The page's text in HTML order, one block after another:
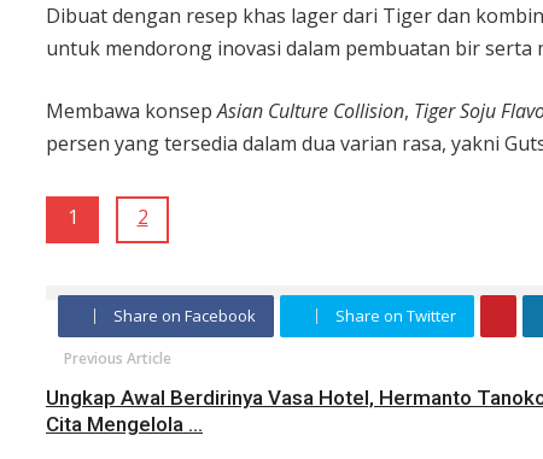
Dibuat dengan resep khas lager dari Tiger dan
untuk mendorong inovasi dalam pembuatan bir serta
Membawa konsepAsian Culture Collision, Tiger Soju
persen yang tersedia dalam dua varian rasa, yakni
1 2
Share on Facebook Share on Twitter
Previous Article
Ungkap Awal Berdirinya Vasa Hotel, Hermanto
Cita Mengelola ...